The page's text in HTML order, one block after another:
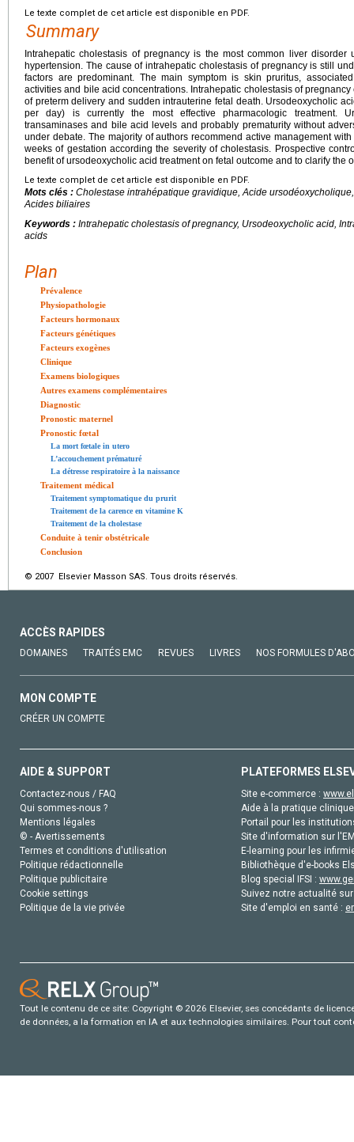
Le texte complet de cet article est disponible en PDF.
Summary
Intrahepatic cholestasis of pregnancy is the most common liver
hypertension. The cause of intrahepatic cholestasis of pregnancy is still
factors are predominant. The main symptom is skin pruritus,
activities and bile acid concentrations. Intrahepatic cholestasis of
of preterm delivery and sudden intrauterine fetal death. Ursodeoxycholic
per day) is currently the most effective pharmacologic treatment.
transaminases and bile acid levels and probably prematurity without
under debate. The majority of authors recommend active management
weeks of gestation according the severity of cholestasis. Prospective
benefit of ursodeoxycholic acid treatment on fetal outcome and to clarify the
Le texte complet de cet article est disponible en PDF.
Mots clés : Cholestase intrahépatique gravidique, Acide
Acides biliaires
Keywords : Intrahepatic cholestasis of pregnancy, Ursodeoxycholic acid,
acids
Plan
Prévalence
Physiopathologie
Facteurs hormonaux
Facteurs génétiques
Facteurs exogènes
Clinique
Examens biologiques
Autres examens complémentaires
Diagnostic
Pronostic maternel
Pronostic fœtal
La mort fœtale in utero
L’accouchement prématuré
La détresse respiratoire à la naissance
Traitement médical
Traitement symptomatique du prurit
Traitement de la carence en vitamine K
Traitement de la cholestase
Conduite à tenir obstétricale
Conclusion
© 2007 Elsevier Masson SAS. Tous droits réservés.
ACCÈS RAPIDES
DOMAINES TRAITÉS EMC REVUES LIVRES NOS FORMULES
MON COMPTE
CRÉER UN COMPTE
AIDE & SUPPORT
Contactez-nous / FAQ
Qui sommes-nous ?
Mentions légales
© - Avertissements
Termes et conditions d'utilisation
Politique rédactionnelle
Politique publicitaire
Cookie settings
Politique de la vie privée
PLATEFORMES
Site e-commerce :
Aide à la pratique
Portail pour les
Site d'information sur
E-learning pour les
Bibliothèque d'e-books
Blog special IFSI :
Suivez notre actualité
Site d'emploi en santé :
Tout le contenu de ce site: Copyright © 2026 Elsevier, ses concédants de
de données, a la formation en IA et aux technologies similaires. Pour tout